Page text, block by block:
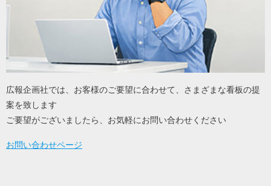
広報企画社では、お客様のご要望に合わせて、さまざまな看板の提
案を致します
ご要望がございましたら、お気軽にお問い合わせください
お問い合わせページ